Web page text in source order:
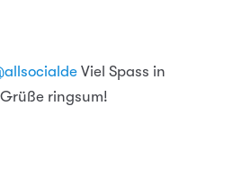
Viel Spass in
ringsum!